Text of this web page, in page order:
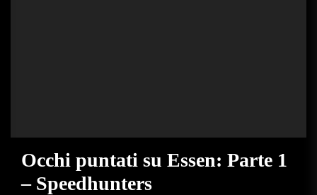
Occhi puntati su Essen: Parte 1
– Speedhunters